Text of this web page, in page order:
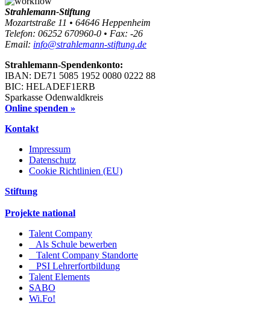
Strahlemann-Stiftung
Mozartstraße 11 • 64646 Heppenheim
Telefon: 06252 670960-0 • Fax: -26
Email: info@strahlemann-stiftung.de
Strahlemann-Spendenkonto:
IBAN: DE71 5085 1952 0080 0222 88
BIC: HELADEF1ERB
Sparkasse Odenwaldkreis
Online spenden »
Kontakt
Impressum
Datenschutz
Cookie Richtlinien (EU)
Stiftung
Projekte national
Talent Company
Als Schule bewerben
Talent Company Standorte
PSI Lehrerfortbildung
Talent Elements
SABO
Wi.Fo!